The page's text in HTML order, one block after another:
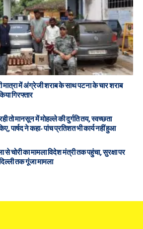
मात्रा में अंग्रेजी शराब के साथ पटना के चार शराब
गिरफ्तार
तो मानसून में मोहल्ले की दुर्गति तय, स्वच्छता
पार्षद ने कहा- पांच प्रतिशत भी कार्य नहीं हुआ
का मामला विदेश मंत्री तक पहुंचा, सुरक्षा पर
तक गूंजा मामला